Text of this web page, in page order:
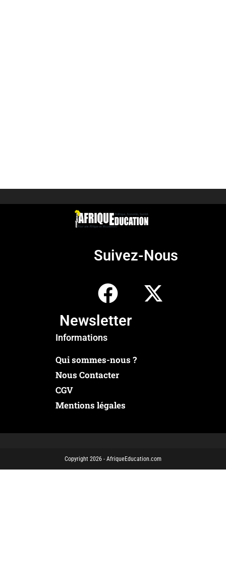
Suivez-Nous
Newsletter
Informations
Qui sommes-nous ?
Nous Contacter
CGV
Mentions légales
Copyright 2026 - AfriqueEducation.com